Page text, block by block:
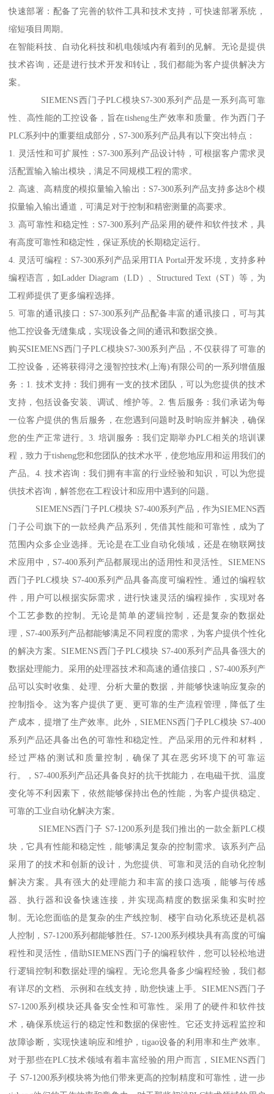
快速部署：配备了完善的软件工具和技术支持，可快速部署系统，
缩短项目周期。
在智能科技、自动化科技和机电领域内有着到的见解。无论是提供
技术咨询，还是进行技术开发和转让，我们都能为客户提供解决方
案。
SIEMENS西门子PLC模块S7-300系列产品是一系列高可靠
性、高性能的工控设备，旨在tisheng生产效率和质量。作为西门子
PLC系列中的重要组成部分，S7-300系列产品具有以下突出特点：
1. 灵活性和可扩展性：S7-300系列产品设计特，可根据客户需求灵
活配置输入输出模块，满足不同规模工程的需求。
2. 高速、高精度的模拟量输入输出：S7-300系列产品支持多达8个模
拟量输入输出通道，可满足对于控制和精密测量的高要求。
3. 高可靠性和稳定性：S7-300系列产品采用的硬件和软件技术，具
有高度可靠性和稳定性，保证系统的长期稳定运行。
4. 灵活可编程：S7-300系列产品采用TIA Portal开发环境，支持多种
编程语言，如Ladder Diagram（LD）、Structured Text（ST）等，为
工程师提供了更多编程选择。
5. 可靠的通讯接口：S7-300系列产品配备丰富的通讯接口，可与其
他工控设备无缝集成，实现设备之间的通讯和数据交换。
购买SIEMENS西门子PLC模块S7-300系列产品，不仅获得了可靠的
工控设备，还将获得浔之漫智控技术(上海)有限公司的一系列增值服
务：1. 技术支持：我们拥有一支的技术团队，可以为您提供的技术
支持，包括设备安装、调试、维护等。2. 售后服务：我们承诺为每
一位客户提供的售后服务，在您遇到问题时及时响应并解决，确保
您的生产正常进行。3. 培训服务：我们定期举办PLC相关的培训课
程，致力于tisheng您和您团队的技术水平，使您地应用和运用我们的
产品。4. 技术咨询：我们拥有丰富的行业经验和知识，可以为您提
供技术咨询，解答您在工程设计和应用中遇到的问题。
SIEMENS西门子PLC模块 S7-400系列产品，作为SIEMENS西
门子公司旗下的一款经典产品系列，凭借其性能和可靠性，成为了
范围内众多企业选择。无论是在工业自动化领域，还是在物联网技
术应用中，S7-400系列产品都展现出的适用性和灵活性。SIEMENS
西门子PLC模块 S7-400系列产品具备高度可编程性。通过的编程软
件，用户可以根据实际需求，进行快速灵活的编程操作，实现对各
个工艺参数的控制。无论是简单的逻辑控制，还是复杂的数据处
理，S7-400系列产品都能够满足不同程度的需求，为客户提供个性化
的解决方案。SIEMENS西门子PLC模块 S7-400系列产品具备强大的
数据处理能力。采用的处理器技术和高速的通信接口，S7-400系列产
品可以实时收集、处理、分析大量的数据，并能够快速响应复杂的
控制指令。这为客户提供了更、更可靠的生产流程管理，降低了生
产成本，提增了生产效率。此外，SIEMENS西门子PLC模块 S7-400
系列产品还具备出色的可靠性和稳定性。产品采用的元件和材料，
经过严格的测试和质量控制，确保了其在恶劣环境下的可靠运
行。，S7-400系列产品还具备良好的抗干扰能力，在电磁干扰、温度
变化等不利因素下，依然能够保持出色的性能，为客户提供稳定、
可靠的工业自动化解决方案。
SIEMENS西门子 S7-1200系列是我们推出的一款全新PLC模
块，它具有性能和稳定性，能够满足复杂的控制需求。该系列产品
采用了的技术和创新的设计，为您提供、可靠和灵活的自动化控制
解决方案。具有强大的处理能力和丰富的接口选项，能够与传感
器、执行器和设备快速连接，并实现高精度的数据采集和实时控
制。无论您面临的是复杂的生产线控制、楼宇自动化系统还是机器
人控制，S7-1200系列都能够胜任。S7-1200系列模块具有高度的可编
程性和灵活性，借助SIEMENS西门子的编程软件，您可以轻松地进
行逻辑控制和数据处理的编程。无论您具备多少编程经验，我们都
有详尽的文档、示例和在线支持，助您快速上手。SIEMENS西门子
S7-1200系列模块还具备安全性和可靠性。采用了的硬件和软件技
术，确保系统运行的稳定性和数据的保密性。它还支持远程监控和
故障诊断，实现快速响应和维护，tigao设备的利用率和生产效率。
对于那些在PLC技术领域有着丰富经验的用户而言，SIEMENS西门
子 S7-1200系列模块将为他们带来更高的控制精度和可靠性，进一步